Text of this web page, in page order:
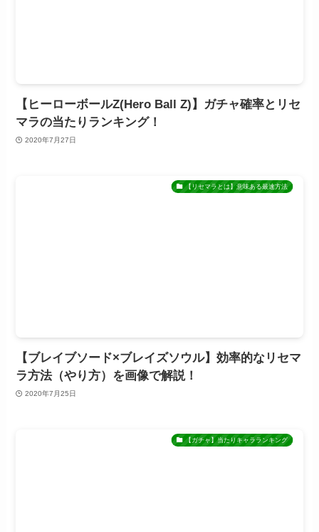
【ヒーローボールZ(Hero Ball Z)】ガチャ確率とリセ
マラの当たりランキング！
2020年7月27日
【リセマラとは】意味ある最速方法
【ブレイブソード×ブレイズソウル】効率的なリセマ
ラ方法（やり方）を画像で解説！
2020年7月25日
【ガチャ】当たりキャラランキング